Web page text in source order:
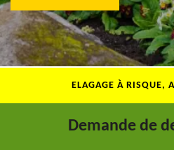
ELAGAGE À RISQUE,
Demande de